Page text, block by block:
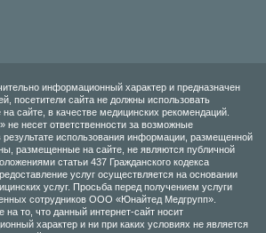
информационный характер и предназначен
посетители сайта не должны использовать
сайте, в качестве медицинских рекомендаций.
несет ответственности за возможные
результате использования информации, размещенной
размещенные на сайте, не являются публичной
статьи 437 Гражданского кодекса
услуг осуществляется на основании
услуг. Просьба перед получением услуги
сотрудников ООО «Юнайтед Медгрупп».
то, что данный интернет-сайт носит
характер и ни при каких условиях не является